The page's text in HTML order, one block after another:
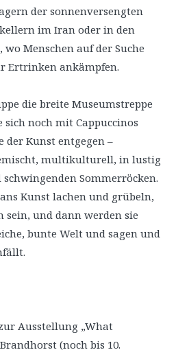
der sonnenversengten
im Iran oder in den
Menschen auf der Suche
Ertrinken ankämpfen.
die breite Museumstreppe
noch mit Cappuccinos
der Kunst entgegen –
multikulturell, in lustig
Sommerröcken.
Kunst lachen und grübeln,
sein, und dann werden sie
bunte Welt und sagen und
Ausstellung „What
(noch bis 10.